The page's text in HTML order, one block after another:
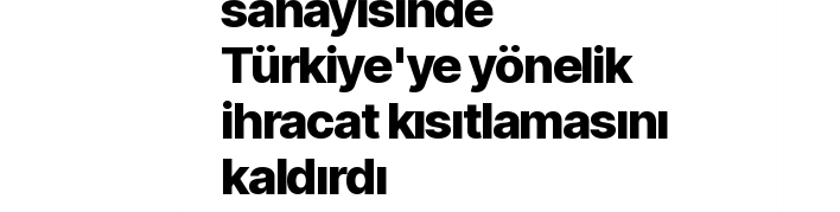
Türkiye'ye yönelik
ihracat kısıtlamasını
kaldırdı